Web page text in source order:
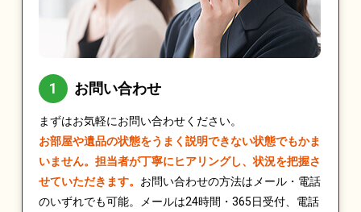
お問い合わせ
まずはお気軽にお問い合わせください。
お部屋や遺品の状態をうまく説明できない状態でもかま
いません。担当者が丁寧にヒアリングし、状況を把握さ
せていただきます。 お問い合わせの方法はメール・電話
のいずれでも可能。メールは24時間・365日受付、電話